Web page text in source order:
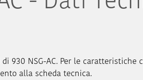
930 NSG-AC. Per le caratteristiche
alla scheda tecnica.